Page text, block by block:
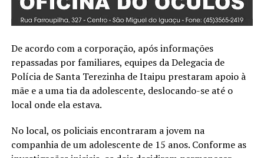
De acordo com a corporação, após informações
repassadas por familiares, equipes da Delegacia de
Polícia de Santa Terezinha de Itaipu prestaram apoio à
mãe e a uma tia da adolescente, deslocando-se até o
local onde ela estava.
No local, os policiais encontraram a jovem na
companhia de um adolescente de 15 anos. Conforme as